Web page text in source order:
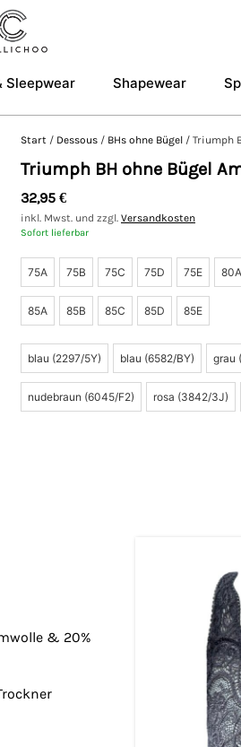
Sleepwear Shapewear
Start / Dessous / BHs ohne Bügel / Triumph
Triumph BH ohne Bügel
32,95 €
inkl. Mwst. und zzgl. Versandkosten
Sofort lieferbar
75A 75B 75C 75D 75E 80A
85A 85B 85C 85D 85E
blau (2297/5Y) blau (6582/BY) grau
nudebraun (6045/F2) rosa (3842/3J)
& 20%